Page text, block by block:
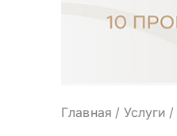
Главная / Услуги /